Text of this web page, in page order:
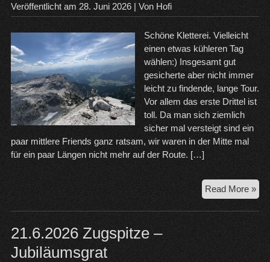
Veröffentlicht am 28. Juni 2026| Von Hofi
Schöne Kletterei. Vielleicht
einen etwas kühleren Tag
wählen:) Insgesamt gut
gesicherte aber nicht immer
leicht zu findende, lange Tour.
Vor allem das erste Drittel ist
toll. Da man sich ziemlich
sicher mal versteigt sind ein
paar mittlere Friends ganz ratsam, wir waren in der Mitte mal
für ein paar Längen nicht mehr auf der Route. […]
Read More »
21.6.2026 Zugspitze –
Jubiläumsgrat